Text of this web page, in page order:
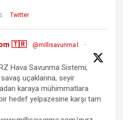
Twitter
🇹🇷 @millisavunma1
·
Hava Savunma Sistemi;
uçaklarına, seyir
karaya mühimmatlara
hedef yelpazesine karşı tam